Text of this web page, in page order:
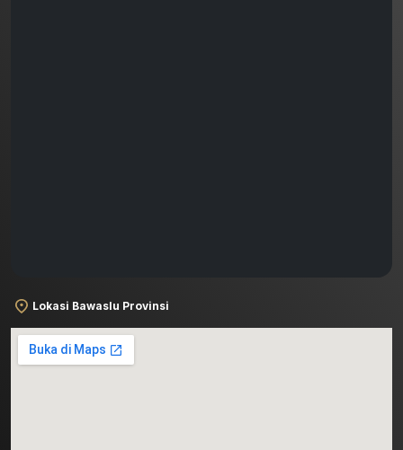
Lokasi Bawaslu Provinsi